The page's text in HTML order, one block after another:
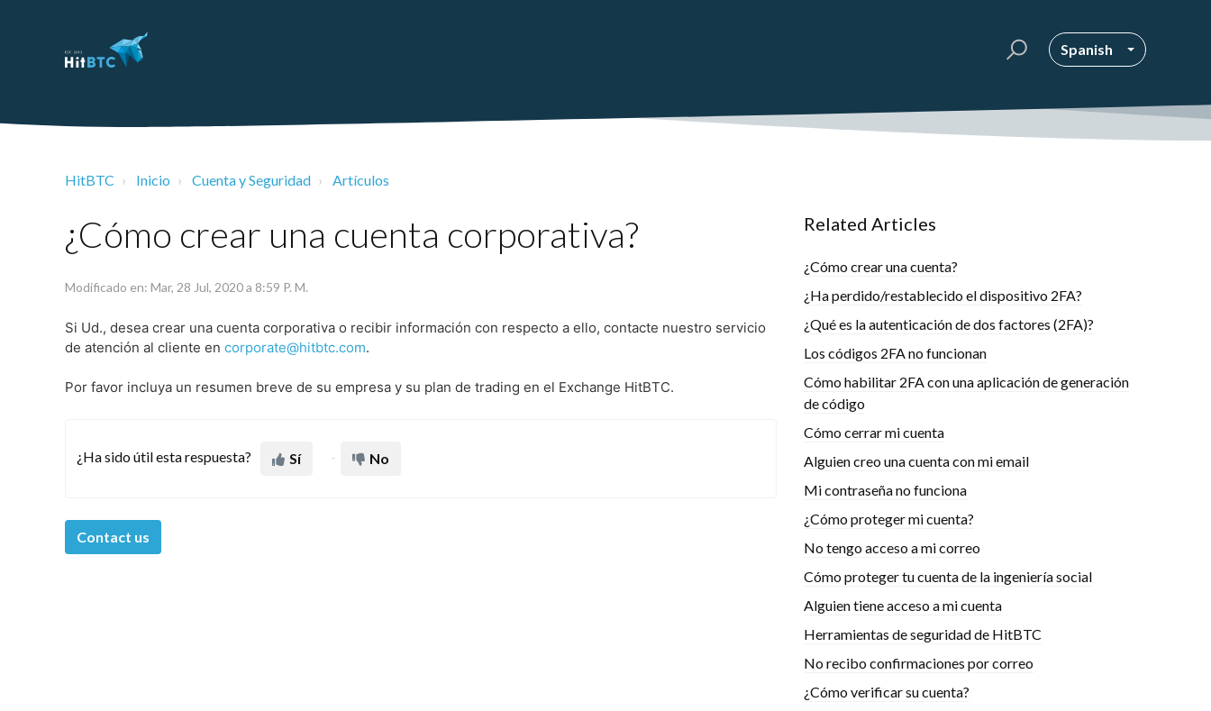
Spanish
HitBTC Inicio Cuenta y Seguridad Artículos
¿Cómo crear una cuenta corporativa?
Modificado en: Mar, 28 Jul, 2020 a 8:59 P. M.
Si Ud., desea crear una cuenta corporativa o recibir información con respecto a ello, contacte nuestro servicio
de atención al cliente en corporate@hitbtc.com.
Por favor incluya un resumen breve de su empresa y su plan de trading en el Exchange HitBTC.
¿Ha sido útil esta respuesta? Sí No
Contact us
Related Articles
¿Cómo crear una cuenta?
¿Ha perdido/restablecido el dispositivo 2FA?
¿Qué es la autenticación de dos factores (2FA)?
Los códigos 2FA no funcionan
Cómo habilitar 2FA con una aplicación de generación
de código
Cómo cerrar mi cuenta
Alguien creo una cuenta con mi email
Mi contraseña no funciona
¿Cómo proteger mi cuenta?
No tengo acceso a mi correo
Cómo proteger tu cuenta de la ingeniería social
Alguien tiene acceso a mi cuenta
Herramientas de seguridad de HitBTC
No recibo confirmaciones por correo
¿Cómo verificar su cuenta?